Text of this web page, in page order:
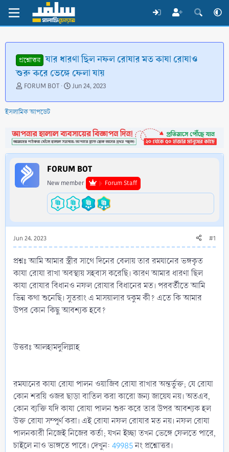
প্রশ্নোত্তর যার ধারণা ছিল নফল রোযার মত কাযা রোযাও
শুরু করে ভেঙ্গে ফেলা যায়
T
r
e
d
s
t
a
r
t
FORUM BOT
S
a
d
a
t
e
Jun 24, 2023
ইসলামিক আপডেট
FORUM BOT
New member Forum Staff
Jun 24, 2023 #1
প্রশ্নঃ আমি আমার স্ত্রীর সাথে দিনের বেলায় তার রমযানের ভঙ্গকৃত
কাযা রোযা রাখা অবস্থায় সহবাস করেছি। কারণ আমার ধারণা ছিল
কাযা রোযার বিধানও নফল রোযার বিধানের মত। পরবর্তীতে আমি
ভিন্ন কথা শুনেছি। সুতরাং এ মাসয়ালার হুকুম কী? এতে কি আমার
উপর কোন কিছু আবশ্যক হবে?
উত্তরঃ আলহামদুলিল্লাহ
রমযানের কাযা রোযা পালন ওয়াজিব রোযা রাখার অন্তর্ভুক্ত; যে রোযা
কোন শরয়ি ওজর ছাড়া বাতিল করা কারো জন্য জায়েয নয়। অতএব,
কোন ব্যক্তি যদি কাযা রোযা পালন শুরু করে তার উপর আবশ্যক হল
উক্ত রোযা সম্পূর্ণ করা। এই রোযা নফল রোযার মত নয়। নফল রোযা
পালনকারী নিজেই নিজের কর্তা; যখন ইচ্ছা তখন ভেঙ্গে ফেলতে পারে,
চাইলে নাও ভাঙ্গতে পারে। দেখুন: 49985নং প্রশ্নোত্তর।